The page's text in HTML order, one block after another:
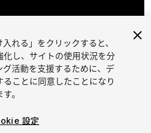
1 /3
れる」をクリックすると、
し、サイトの使用状況を分
活動を支援するために、デ
ことに同意したことになり
す。
設定